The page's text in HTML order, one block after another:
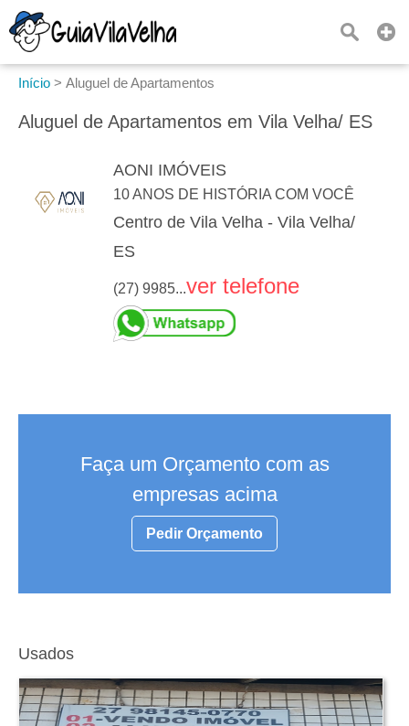
Início > Aluguel de Apartamentos
Aluguel de Apartamentos em Vila Velha/ ES
AONI IMÓVEIS
10 ANOS DE HISTÓRIA COM VOCÊ
Centro de Vila Velha - Vila Velha/
ES
(27) 9985...ver telefone
Faça um Orçamento com as
empresas acima
Pedir Orçamento
Usados